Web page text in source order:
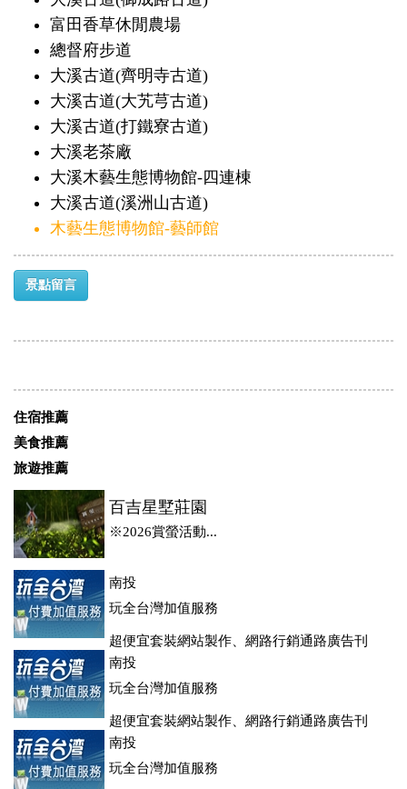
富田香草休閒農場
總督府步道
大溪古道(齊明寺古道)
大溪古道(大艽芎古道)
大溪古道(打鐵寮古道)
大溪老茶廠
大溪木藝生態博物館-四連棟
大溪古道(溪洲山古道)
木藝生態博物館-藝師館
景點留言
住宿推薦
美食推薦
旅遊推薦
百吉星墅莊園
※2026賞螢活動...
南投
玩全台灣加值服務
超便宜套裝網站製作、網路行銷通路廣告刊
登、訂房系統、客房委託旅行社銷售，全面優惠中....
南投
玩全台灣加值服務
超便宜套裝網站製作、網路行銷通路廣告刊
登、訂房系統、客房委託旅行社銷售，全面優惠中....
南投
玩全台灣加值服務